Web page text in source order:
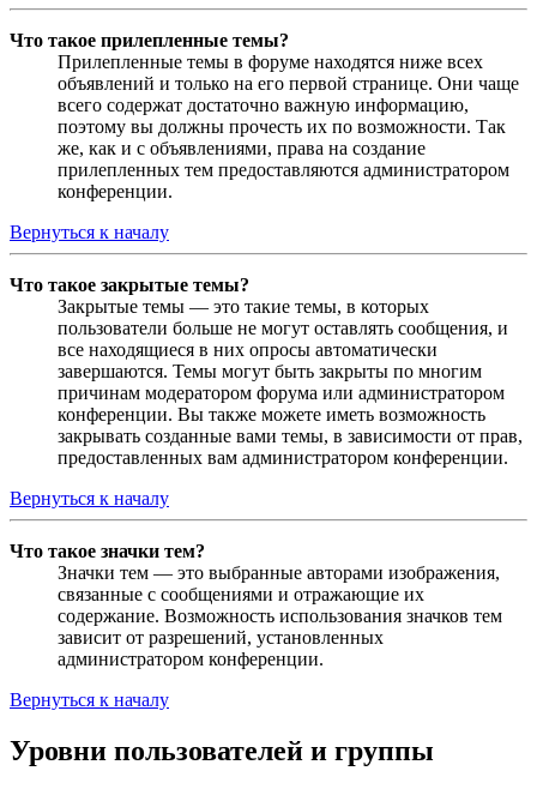
Что такое прилепленные темы?
Прилепленные темы в форуме находятся ниже всех
объявлений и только на его первой странице. Они чаще
всего содержат достаточно важную информацию,
поэтому вы должны прочесть их по возможности. Так
же, как и с объявлениями, права на создание
прилепленных тем предоставляются администратором
конференции.
Вернуться к началу
Что такое закрытые темы?
Закрытые темы — это такие темы, в которых
пользователи больше не могут оставлять сообщения, и
все находящиеся в них опросы автоматически
завершаются. Темы могут быть закрыты по многим
причинам модератором форума или администратором
конференции. Вы также можете иметь возможность
закрывать созданные вами темы, в зависимости от прав,
предоставленных вам администратором конференции.
Вернуться к началу
Что такое значки тем?
Значки тем — это выбранные авторами изображения,
связанные с сообщениями и отражающие их
содержание. Возможность использования значков тем
зависит от разрешений, установленных
администратором конференции.
Вернуться к началу
Уровни пользователей и группы